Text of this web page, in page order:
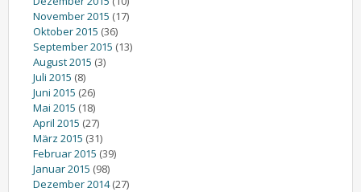
November 2015 (17)
Oktober 2015 (36)
September 2015 (13)
August 2015 (3)
Juli 2015 (8)
Juni 2015 (26)
Mai 2015 (18)
April 2015 (27)
März 2015 (31)
Februar 2015 (39)
Januar 2015 (98)
Dezember 2014(27)